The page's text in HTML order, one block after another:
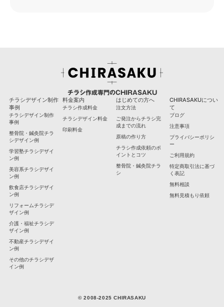
チラシ作成専門のCHIRASAKU
チラシデザイン制作
事例
チラシデザイン制作
事例
整骨院・鍼灸院チラ
シデザイン例
学習塾チラシデザイ
ン例
美容系チラシデザイ
ン例
飲食店チラシデザイ
ン例
リフォームチラシデ
ザイン例
介護・福祉チラシデ
ザイン例
不動産チラシデザイ
ン例
その他のチラシデザ
イン例
料金案内
チラシ作成料金
チラシデザイン料金
印刷料金
はじめての方へ
注文方法
ご発注からチラシ完
成までの流れ
原稿の作り方
チラシ作成依頼のポ
イントとコツ
整骨院・鍼灸院チラ
シ
CHIRASAKUについ
て
ブログ
注意事項
プライバシーポリシ
ー
ご利用規約
特定商取引法に基づ
く表記
無料相談
無料見積もり依頼
© 2008-2025 CHIRASAKU